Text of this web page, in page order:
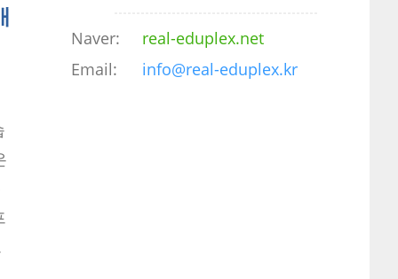
Naver:
real-eduplex.net
Email:
info@real-eduplex.kr